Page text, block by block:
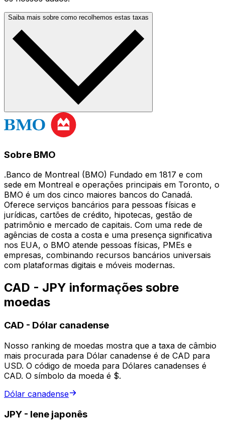
Saiba mais sobre como recolhemos estas taxas
Sobre BMO
.Banco de Montreal (BMO) Fundado em 1817 e com
sede em Montreal e operações principais em Toronto, o
BMO é um dos cinco maiores bancos do Canadá.
Oferece serviços bancários para pessoas físicas e
jurídicas, cartões de crédito, hipotecas, gestão de
patrimônio e mercado de capitais. Com uma rede de
agências de costa a costa e uma presença significativa
nos EUA, o BMO atende pessoas físicas, PMEs e
empresas, combinando recursos bancários universais
com plataformas digitais e móveis modernas.
CAD - JPY informações sobre
moedas
CAD - Dólar canadense
Nosso ranking de moedas mostra que a taxa de câmbio
mais procurada para Dólar canadense é de CAD para
USD. O código de moeda para Dólares canadenses é
CAD. O símbolo da moeda é $.
Dólar canadense
JPY - Iene japonês